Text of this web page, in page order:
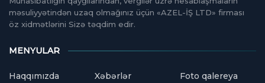
məsuliyyətindən uzaq olmağınız üçün «AZEL-İŞ LTD» firması
öz xidmətlərini Sizə təqdim edir.
MENYULAR
Haqqımızda
Xəbərlər
Foto qalereya